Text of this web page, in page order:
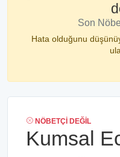
Son
Hata olduğunu
NÖBETÇI DEĞIL
Kumsal